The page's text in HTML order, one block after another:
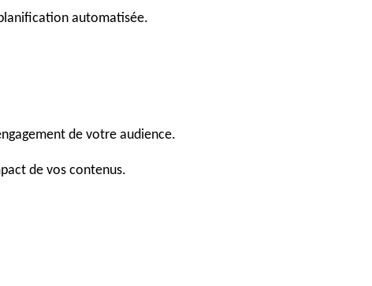
automatisée.
de votre audience.
de vos contenus.